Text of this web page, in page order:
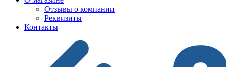
Отзывы о компании
Реквизиты
Контакты